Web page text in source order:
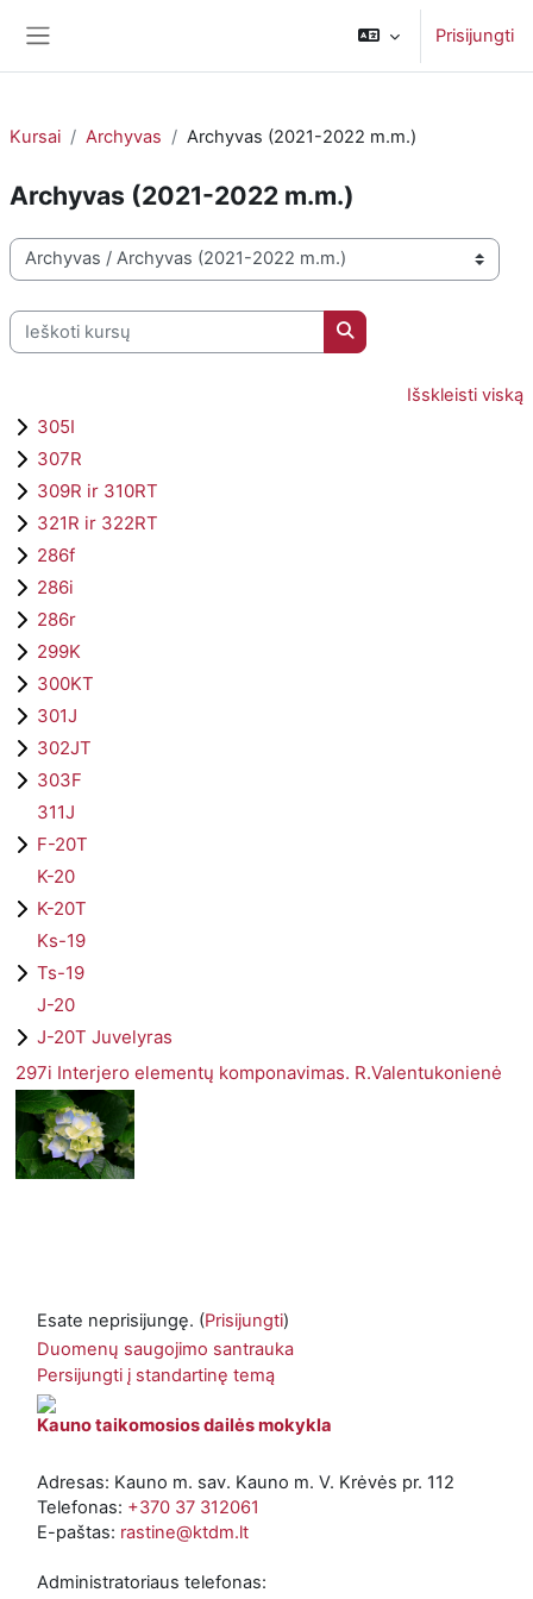
Prisijungti
Kursai Archyvas Archyvas (2021-2022 m.m.)
Archyvas (2021-2022 m.m.)
Kursų kategorijos
Ieškoti kursų
Ieškoti kursų
Išskleisti viską
305I
307R
309R ir 310RT
321R ir 322RT
286f
286i
286r
299K
300KT
301J
302JT
303F
311J
F-20T
K-20
K-20T
Ks-19
Ts-19
J-20
J-20T Juvelyras
297i Interjero elementų komponavimas. R.Valentukonienė
Esate neprisijungę. (Prisijungti)
Duomenų saugojimo santrauka
Persijungti į standartinę temą
Kauno taikomosios dailės mokykla
Adresas: Kauno m. sav. Kauno m. V. Krėvės pr. 112
Telefonas: +370 37 312061
E-paštas: rastine@ktdm.lt
Administratoriaus telefonas: